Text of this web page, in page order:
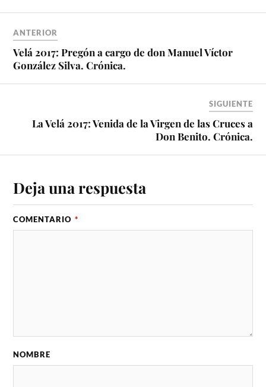
ANTERIOR
Velá 2017: Pregón a cargo de don Manuel Víctor
González Silva. Crónica.
SIGUIENTE
La Velá 2017: Venida de la Virgen de las Cruces a
Don Benito. Crónica.
Deja una respuesta
COMENTARIO *
NOMBRE